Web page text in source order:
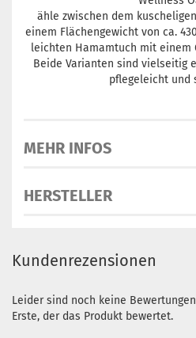
ähle zwischen dem
einem Flächengewicht von ca.
leichten Hamamtuch mit einem
Beide Varianten sind vielseitig
pflegeleicht und
MEHR INFOS
HERSTELLER
Kundenrezensionen
Leider sind noch keine
Erste, der das Produkt bewertet.